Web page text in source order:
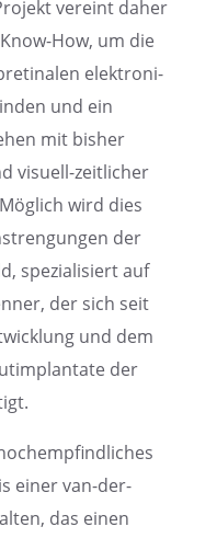
vereint daher
How, um die
elektro­ni­
und ein
mit bisher
visuell-zeitli­cher
wird dies
der
spezia­li­siert auf
der sich seit
und dem
der
einer van-der-
das einen